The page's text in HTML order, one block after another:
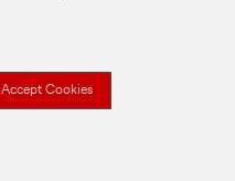
Accept Cookies